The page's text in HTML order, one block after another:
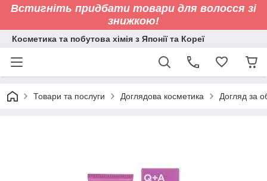
Встигніть придбати товари для волосся зі
знижкою!
Косметика та побутова хімія з Японії та Кореї
Товари та послуги Доглядова косметика Догляд за